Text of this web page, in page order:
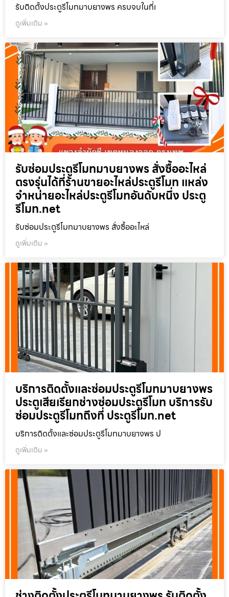
รับติดตั้งประตูรีโมทมาบยางพร ครบจบในที่เ
ดูเพิ่มเติม »
รับซ่อมประตูรีโมทมาบยางพร สั่งซื้ออะไหล่
ตรงรุ่นได้ที่ร้านขายอะไหล่ประตูรีโมท แหล่ง
จำหน่ายอะไหล่ประตูรีโมทอันดับหนึ่ง ประตู
รีโมท.net
รับซ่อมประตูรีโมทมาบยางพร สั่งซื้ออะไหล่
ดูเพิ่มเติม »
บริการติดตั้งและซ่อมประตูรีโมทมาบยางพร
ประตูเสียเรียกช่างซ่อมประตูรีโมท บริการรับ
ซ่อมประตูรีโมทถึงที่ ประตูรีโมท.net
บริการติดตั้งและซ่อมประตูรีโมทมาบยางพร ป
ดูเพิ่มเติม »